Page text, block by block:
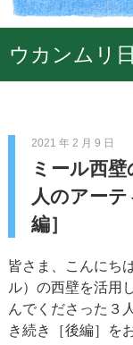
ウカンムリ
2021 年 2 月 9 日
ミール西
人のアー
編］
皆さま、こんにち
ル）の西壁を活用
んでくださった３
き続き［後編］を